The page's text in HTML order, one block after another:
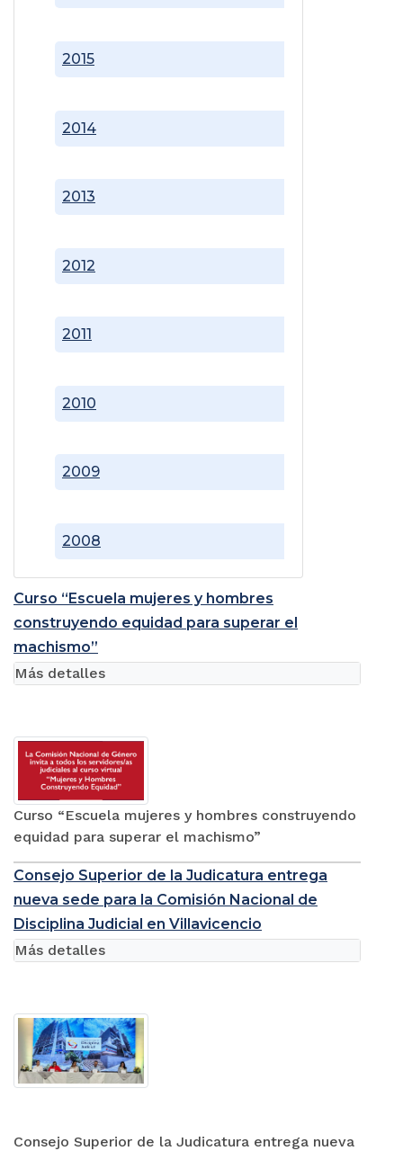
2008
2009
2010
2011
2012
2013
2014
2015
Curso “Escuela mujeres y hombres
construyendo equidad para superar el
machismo”
Curso “Escuela mujeres y hombres construyendo
equidad para superar el machismo”
Más detalles
Consejo Superior de la Judicatura entrega
nueva sede para la Comisión Nacional de
Disciplina Judicial en Villavicencio
Consejo Superior de la Judicatura entrega nueva
Más detalles